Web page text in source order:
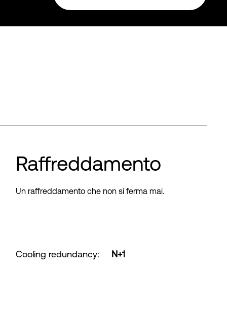
Raffreddamento
Un raffreddamento che non si ferma mai.
Cooling redundancy: N+1